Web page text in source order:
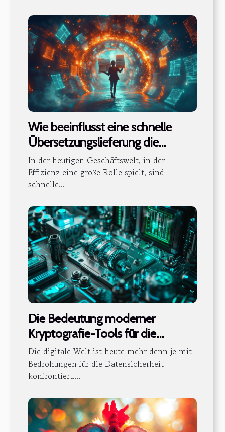
Wie beeinflusst eine schnelle
Übersetzungslieferung die
Dokumentenauthentizität?
In der heutigen Geschäftswelt, in der
Effizienz eine große Rolle spielt, sind
schnelle...
Die Bedeutung moderner
Kryptografie-Tools für die
Datensicherheit
Die digitale Welt ist heute mehr denn je mit
Bedrohungen für die Datensicherheit
konfrontiert....